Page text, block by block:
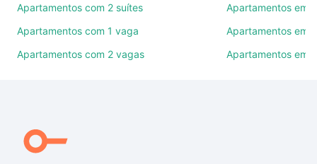
também pode usar os filtros como quantidade de
quartos, suítes, com ou sem vaga de garagem para
comodidades, como piscina, academia, salão de
Qual o preço de Apartamentos com 2 suites à
venda em Jardim Marajoara, São Paulo, SP?
Apartamentos com 2 suítes
Apartamentos com 1 vaga
Apartamentos com 2 vagas
Apartamentos em
Apartamentos em
Apartamentos em